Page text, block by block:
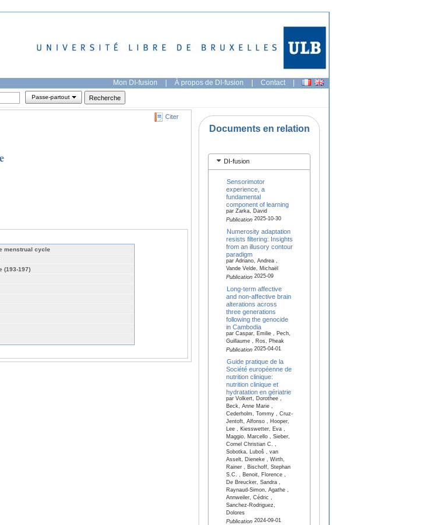
Mon DI-fusion | À propos de DI-fusion | Contact |
Passe-partout
Citer
menstrual cycle
(193-197)
Documents en relation
DI-fusion
Sensorimotor
experience, a
fundamental
component of learning
par Zarka, David
Publication2025-10-30
Numerosity adaptation
resists filtering: Insights
from an illusory contour
paradigm
par Adriano, Andrea ,
Vande Velde, Michaël
Publication2025-09
Long-term affective
and non-affective brain
alterations across
three generations
following the genocide
in Cambodia
par Caspar, Emilie , Pech,
Guillaume , Ros, Pheak
Publication2025-04-01
Guide pratique de la
Société européenne de
nutrition clinique:
nutrition clinique et
hydratation en gériatrie
par Volkert, Dorothee ,
Beck, Anne Marie ,
Cederholm, Tommy , Cruz-
Jentoft, Alfonso , Hooper,
Lee , Kiesswetter, Eva ,
Maggio, Marcello , Sieber,
Cornel Christian C. ,
Sobotka, Luboš , van
Asselt, Dieneke , Wirth,
Rainer , Bischoff, Stephan
S.C. , Benoit, Florence ,
De Breucker, Sandra ,
Raynaud-Simon, Agathe ,
Annweiler, Cédric ,
Sanchez-Rodriguez,
Dolores
Publication2024-09-01